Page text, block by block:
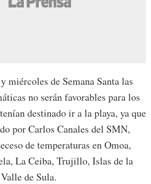
miércoles de Semana Santa las
no serán favorables para los
destinado ir a la playa, ya que
por Carlos Canales del SMN,
de temperaturas en Omoa,
La Ceiba, Trujillo, Islas de la
de Sula.